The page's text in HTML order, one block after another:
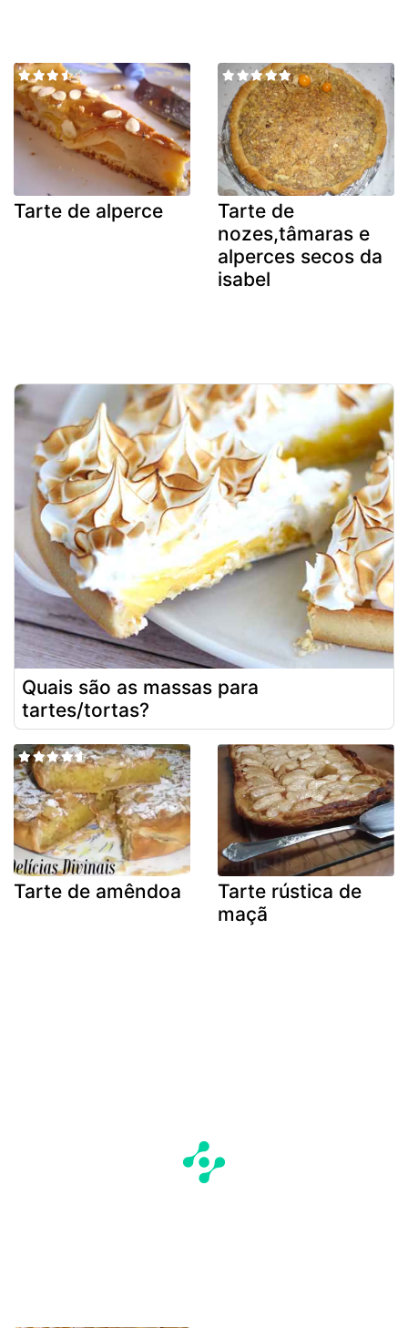
Tarte de alperce
Tarte de
nozes,tâmaras e
alperces secos da
isabel
Quais são as massas para
tartes/tortas?
Tarte de amêndoa
Tarte rústica de
maçã